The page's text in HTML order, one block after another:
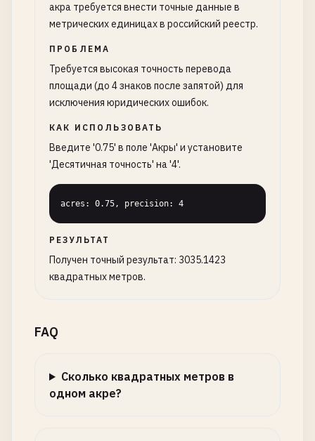
акра требуется внести точные данные в
метрических единицах в российский реестр.
ПРОБЛЕМА
Требуется высокая точность перевода
площади (до 4 знаков после запятой) для
исключения юридических ошибок.
КАК ИСПОЛЬЗОВАТЬ
Введите '0.75' в поле 'Акры' и установите
'Десятичная точность' на '4'.
acres: 0.75, precision: 4
РЕЗУЛЬТАТ
Получен точный результат: 3035.1423
квадратных метров.
FAQ
Сколько квадратных метров в
одном акре?